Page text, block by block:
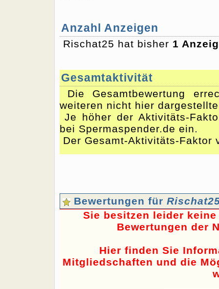
Anzahl Anzeigen
Rischat25 hat bisher 1
Gesamtaktivität
Die Gesamtbewertung
weiteren nicht hier
Je höher der Aktivitäts-
bei Spermaspender.de ein.
Der Gesamt-Aktivitäts-
Bewertungen für
Sie besitzen leider
Bewertungen der
Hier finden Sie
Mitgliedschaften und die